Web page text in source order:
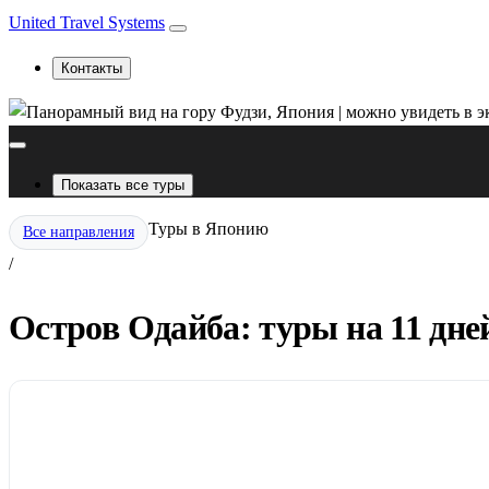
United Travel Systems
Контакты
Показать все туры
Все направления
/
Туры в Японию
Остров Одайба: туры на 11